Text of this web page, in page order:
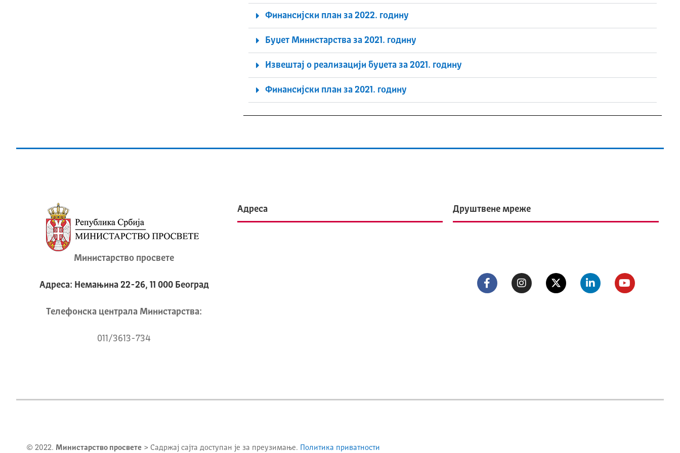
Финансијски план за 2022. годину
Буџет Министарства за 2021. годину
Извештај о реализацији буџета за 2021. годину
Финансијски план за 2021. годину
Министарство просвете
Адреса: Немањина 22-26, 11 000 Београд
Телeфонска централа Mинистарства:
011/3613-734
Адреса Друштвене мреже
© 2022. Министарство просвете > Садржај сајта доступан је за преузимање. Политика приватности